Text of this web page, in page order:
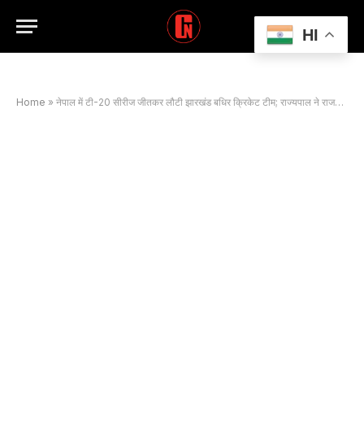
Home » नेपाल में टी-20 सीरीज जीतकर लौटी झारखंड बधिर क्रिकेट टीम; राज्यपाल ने राजभवन में किया सम्मानित
HI